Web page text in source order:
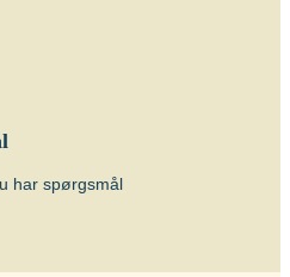
har spørgsmål